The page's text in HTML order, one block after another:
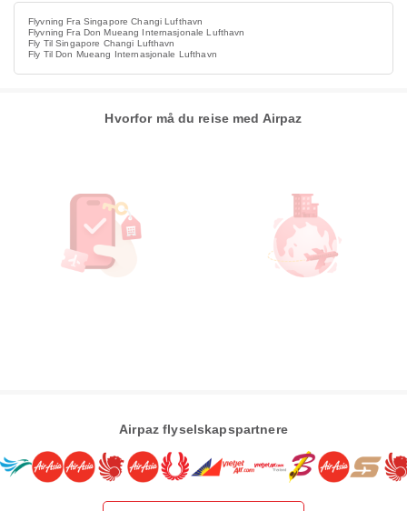
Flyvning Fra Singapore Changi Lufthavn
Flyvning Fra Don Mueang Internasjonale Lufthavn
Fly Til Singapore Changi Lufthavn
Fly Til Don Mueang Internasjonale Lufthavn
Hvorfor må du reise med Airpaz
Airpaz flyselskapspartnere